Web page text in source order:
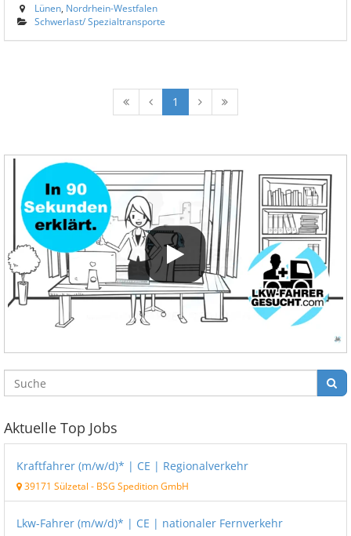
Lünen Nordrhein-Westfalen
Schwerlast/ Spezialtransporte
1
Aktuelle Top Jobs
Kraftfahrer (m/w/d)* | CE | Regionalverkehr
39171 Sülzetal - BSG Spedition GmbH
Lkw-Fahrer (m/w/d)* | CE | nationaler Fernverkehr